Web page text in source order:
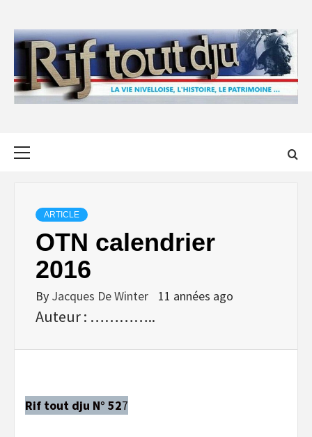
content
ARTICLE
OTN calendrier
2016
By Jacques De Winter 11 années ago
Auteur : …………..
Rif tout dju N° 527